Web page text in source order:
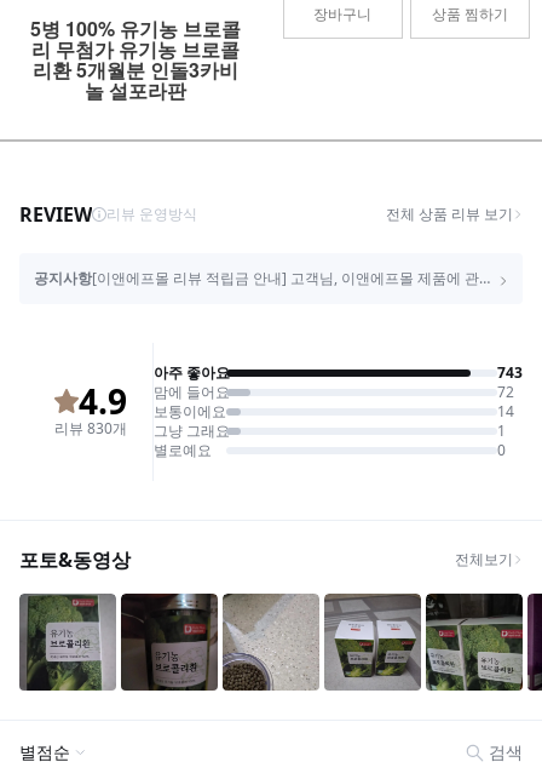
5병 100% 유기농 브로콜
리 무첨가 유기농 브로콜
리환 5개월분 인돌3카비
놀 설포라판
장바구니 상품 찜하기